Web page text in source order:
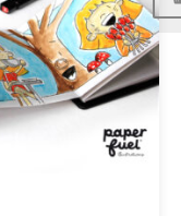
online
mooi verslag
of
kunt een
manieren
lessen zet je in